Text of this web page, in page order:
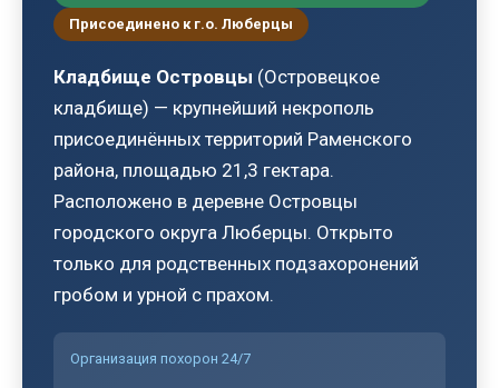
Присоединено к г.о. Люберцы
Кладбище Островцы (Островецкое
кладбище) — крупнейший некрополь
присоединённых территорий Раменского
района, площадью 21,3 гектара.
Расположено в деревне Островцы
городского округа Люберцы. Открыто
только для родственных подзахоронений
гробом и урной с прахом.
Организация похорон 24/7